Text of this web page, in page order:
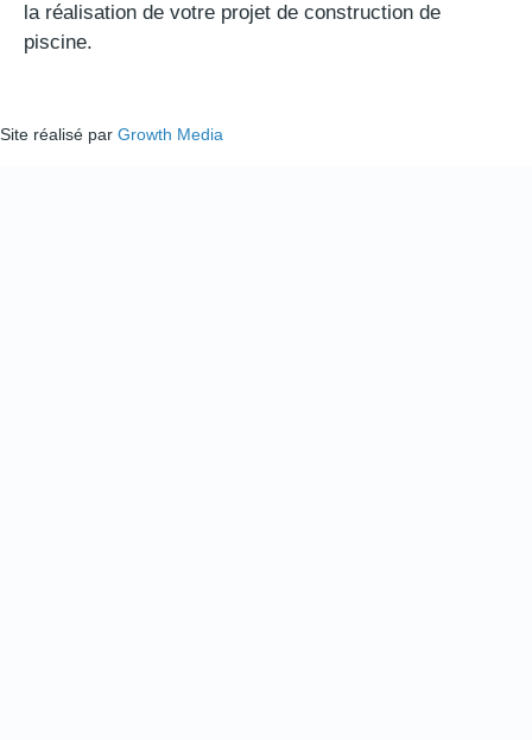
la réalisation de votre projet de construction de
piscine.
Site réalisé par Growth Media